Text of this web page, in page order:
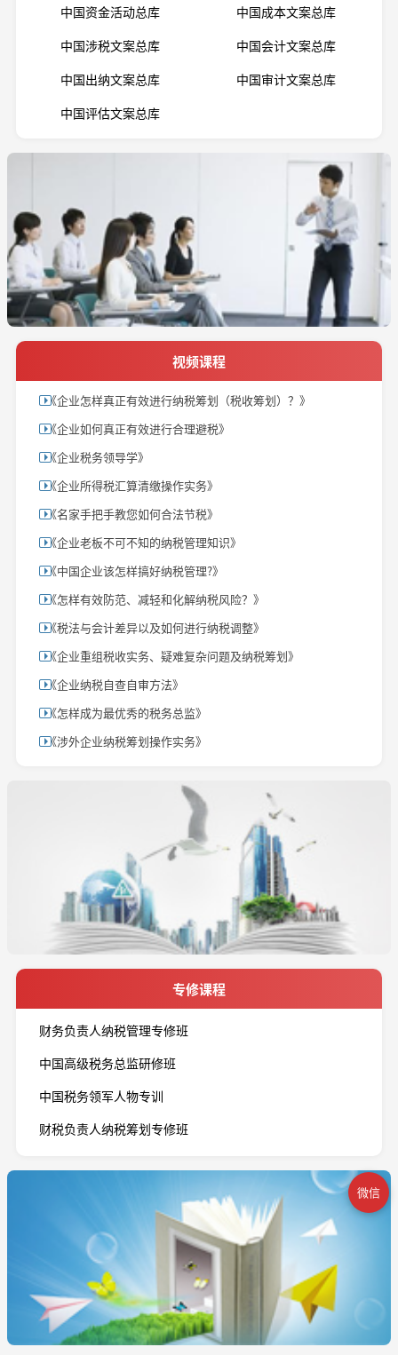
中国资金活动总库
中国成本文案总库
中国涉税文案总库
中国会计文案总库
中国出纳文案总库
中国审计文案总库
中国评估文案总库
视频课程
《企业怎样真正有效进行纳税筹划（税收筹划）？》
《企业如何真正有效进行合理避税》
《企业税务领导学》
《企业所得税汇算清缴操作实务》
《名家手把手教您如何合法节税》
《企业老板不可不知的纳税管理知识》
《中国企业该怎样搞好纳税管理?》
《怎样有效防范、减轻和化解纳税风险？》
《税法与会计差异以及如何进行纳税调整》
《企业重组税收实务、疑难复杂问题及纳税筹划》
《企业纳税自查自审方法》
《怎样成为最优秀的税务总监》
《涉外企业纳税筹划操作实务》
专修课程
财务负责人纳税管理专修班
中国高级税务总监研修班
中国税务领军人物专训
财税负责人纳税筹划专修班
微信